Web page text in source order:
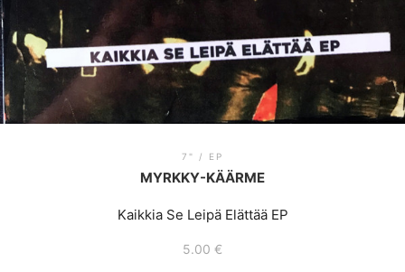
7" / EP
MYRKKY-KÄÄRME
Kaikkia Se Leipä Elättää EP
5.00 €